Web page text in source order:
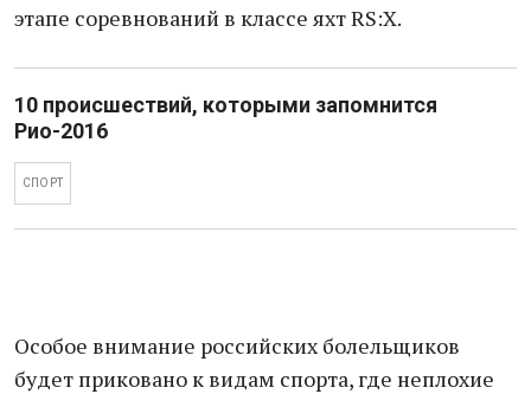
этапе соревнований в классе яхт RS:Х.
10 происшествий, которыми запомнится
Рио-2016
СПОРТ
Особое внимание российских болельщиков
будет приковано к видам спорта, где неплохие